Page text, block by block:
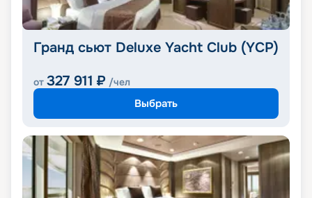
Гранд сьют Deluxe Yacht Club (YCP)
от 327 911 ₽ /чел
Выбрать